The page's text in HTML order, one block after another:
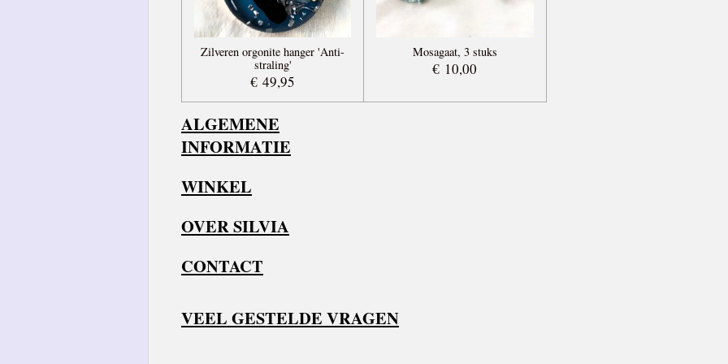
Zilveren orgonite hanger 'Anti-
straling'
€ 49,95
Mosagaat, 3 stuks
€ 10,00
ALGEMENE
INFORMATIE
WINKEL
OVER SILVIA
CONTACT
VEEL GESTELDE VRAGEN